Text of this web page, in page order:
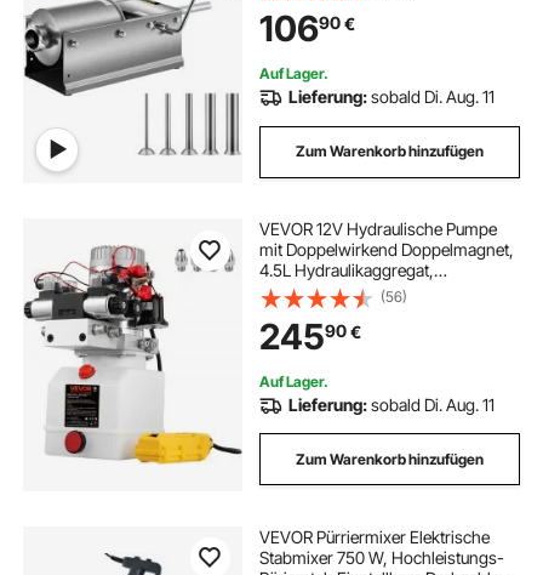
10690€
Auf Lager.
Lieferung:sobald Di. Aug. 11
Zum Warenkorb hinzufügen
VEVOR 12V Hydraulische Pumpe
mit Doppelwirkend Doppelmagnet,
4.5L Hydraulikaggregat,
Kipperpumpe ZZ004234
Elektrische Hydraulikpumpe
(56)
24590€
Auf Lager.
Lieferung:sobald Di. Aug. 11
Zum Warenkorb hinzufügen
VEVOR Pürriermixer Elektrische
Stabmixer 750 W, Hochleistungs-